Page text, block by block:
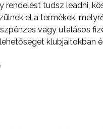
rendelést tudsz leadni,
el a termékek,
vagy utalásos
klubjaitokban